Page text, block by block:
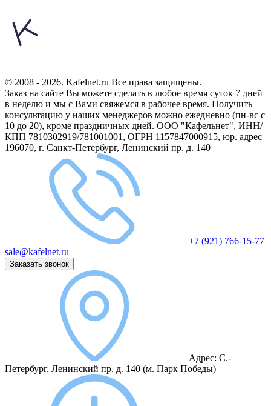
© 2008 - 2026. Kafelnet.ru Все права защищены.
Заказ на сайте Вы можете сделать в любое время суток 7 дней
в неделю и мы с Вами свяжемся в рабочее время. Получить
консультацию у наших менеджеров можно ежедневно (пн-вс с
10 до 20), кроме праздничных дней. ООО "Кафельнет", ИНН/
КПП 7810302919/781001001, ОГРН 1157847000915, юр. адрес
196070, г. Санкт-Петербург, Ленинский пр. д. 140
+7 (921) 766-15-77
sale@kafelnet.ru
Заказать звонок
Адрес: С.-
Петербург, Ленинский пр. д. 140 (м. Парк Победы)